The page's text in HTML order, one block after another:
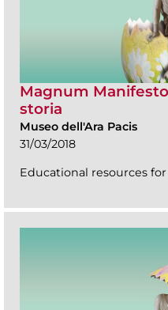
Magnum
storia
Museo dell'Ara Pacis
31/03/2018
Educational resources for